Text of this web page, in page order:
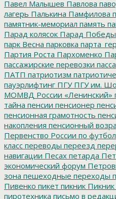
Павел Малышев Павлова
лагерь Палькина Памфилова
памятник-мемориал память
Парад колясок Парад Победы
парк Весна парковка
Партия Роста Пархоменко
пассажирские перевозки
ПАТП патриотизм
пауэрлифтинг ПГУПГУ им.
МОМВД России «Ленинский»
тайна пенсии пенсионер
пенсионная грамотность
накопления пенсионный
Первенство России по
класс переводы переезд
навигации Песах петарда
экономический форум
зона пешеходные переходы
Пивенко пикет пикник
пиротехника письмо в